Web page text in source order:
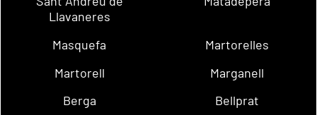
Llavaneres
Masquefa
Martorelles
Martorell
Marganell
Berga
Bellprat